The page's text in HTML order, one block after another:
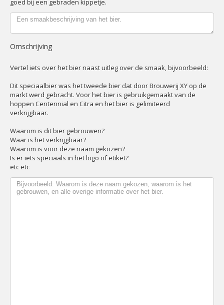
goed bij een gebraden kippetje.
Omschrijving
Vertel iets over het bier naast uitleg over de smaak, bijvoorbeeld:
Dit speciaalbier was het tweede bier dat door Brouwerij XY op de
markt werd gebracht. Voor het bier is gebruikgemaakt van de
hoppen Centennial en Citra en het bier is gelimiteerd
verkrijgbaar.
Waarom is dit bier gebrouwen?
Waar is het verkrijgbaar?
Waarom is voor deze naam gekozen?
Is er iets speciaals in het logo of etiket?
etc etc